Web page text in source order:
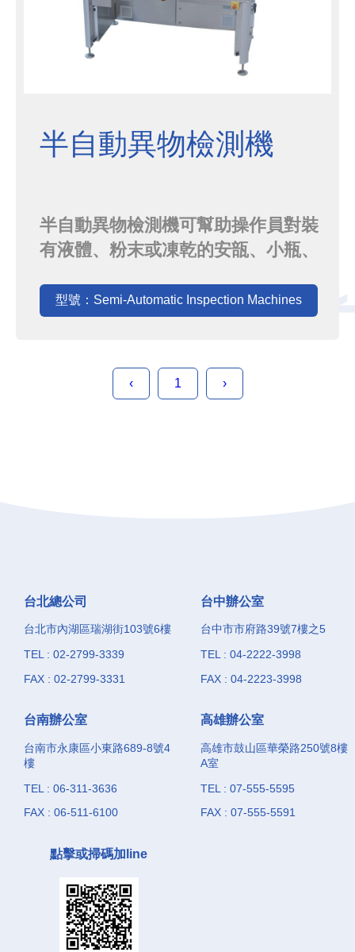
半自動異物檢測機
半自動異物檢測機可幫助操作員對裝
有液體、粉末或凍乾的安瓿、小瓶、
目視檢查。來自義大利的高品質。配
置有Convel 特殊的模塊化設計，具
的界面等優點，加上無眩光照明，產
品的應用性廣，非常適用於小批量但
型號：Semi-Automatic Inspection Machines
‹ 1 ›
台北總公司
台北市內湖區瑞湖街103號6樓
TEL : 02-2799-3339
FAX : 02-2799-3331
台中辦公室
台中市市府路39號7樓之5
TEL : 04-2222-3998
FAX : 04-2223-3998
台南辦公室
台南市永康區小東路689-8號4
樓
TEL : 06-311-3636
FAX : 06-511-6100
高雄辦公室
高雄市鼓山區華榮路250號8樓
A室
TEL : 07-555-5595
FAX : 07-555-5591
點擊或掃碼加line